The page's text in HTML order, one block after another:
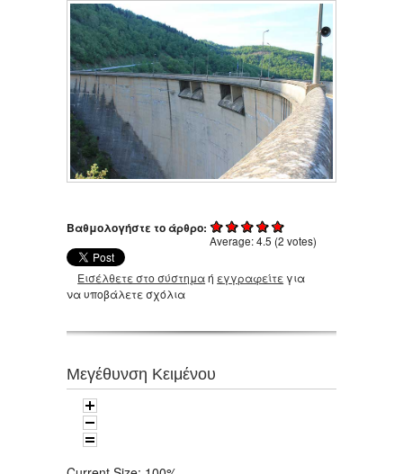
Βαθμολογήστε το άρθρο:
Average:4.5 (2 votes)
Εισέλθετε στο σύστημαή εγγραφείτε για
να υποβάλετε σχόλια
Μεγέθυνση Κειμένου